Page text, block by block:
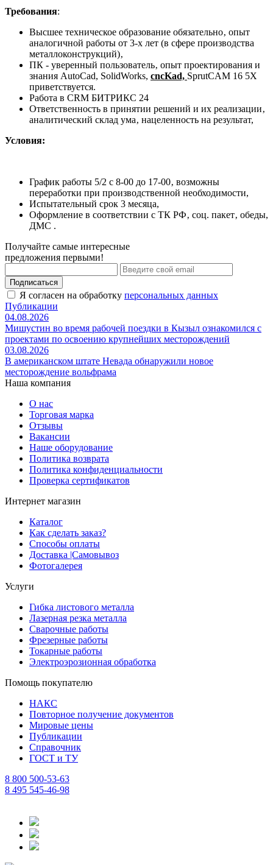
Требования:
Высшее техническое образование обязательно‚ опыт
аналогичной работы от 3-х лет (в сфере производства
металлоконструкций)‚
ПК - уверенный пользователь‚ опыт проектирования и
знания AutoCad, SolidWorks, cncKad, SprutCAM 16 5X
приветствуется.
Работа в CRM БИТРИКС 24
Ответственность в принятии решений и их реализации‚
аналитический склад ума‚ нацеленность на результат,
Условия:
График работы 5/2 c 8-00 до 17-00‚ возможны
переработки при производственной необходимости,
Испытательный срок 3 месяца,
Оформление в соответствии с ТК РФ‚ соц. пакет‚ обеды,
ДМС .
Получайте самые интересные
предложения первыми!
Подписаться
Я согласен на обработку персональных данных
Публикации
04.08.2026
Мишустин во время рабочей поездки в Кызыл ознакомился с
проектами по освоению крупнейших месторождений
03.08.2026
В американском штате Невада обнаружили новое
месторождение вольфрама
Наша компания
О нас
Торговая марка
Отзывы
Вакансии
Наше оборудование
Политика возврата
Политика конфиденциальности
Проверка сертификатов
Интернет магазин
Каталог
Как сделать заказ?
Способы оплаты
Доставка |Cамовывоз
Фотогалерея
Услуги
Гибка листового металла
Лазерная резка металла
Сварочные работы
Фрезерные работы
Токарные работы
Электроэрозионная обработка
Помощь покупателю
НАКС
Повторное получение документов
Мировые цены
Публикации
Справочник
ГОСТ и ТУ
8 800 500-53-63
8 495 545-46-98